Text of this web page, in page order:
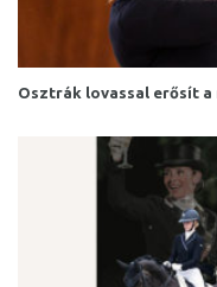
Osztrák lovassal erősít